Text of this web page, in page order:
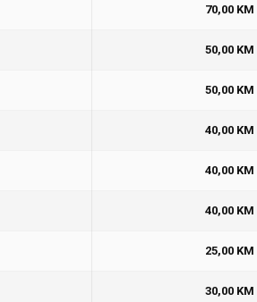
70,00 KM
50,00 KM
50,00 KM
40,00 KM
40,00 KM
40,00 KM
25,00 KM
30,00 KM